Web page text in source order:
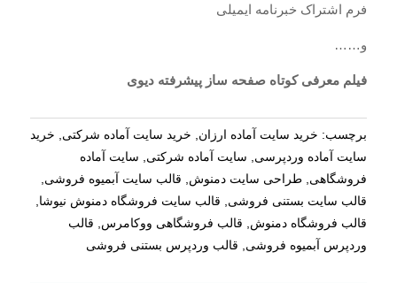
فرم اشتراک خبرنامه ایمیلی
و……
فیلم معرفی کوتاه صفحه ساز پیشرفته دیوی
برچسب: خرید سایت آماده ارزان خرید سایت آماده شرکتی
خرید
سایت آماده وردپرسی
سایت آماده شرکتی
سایت آماده
فروشگاهی طراحی سایت دمنوش قالب سایت آبمیوه فروشی
قالب سایت بستنی فروشی
قالب سایت فروشگاه دمنوش نیوشا
قالب فروشگاه دمنوش
قالب فروشگاهی ووکامرس
قالب
وردپرس آبمیوه فروشی
قالب وردپرس بستنی فروشی